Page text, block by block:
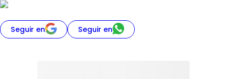
Seguir en Seguir en